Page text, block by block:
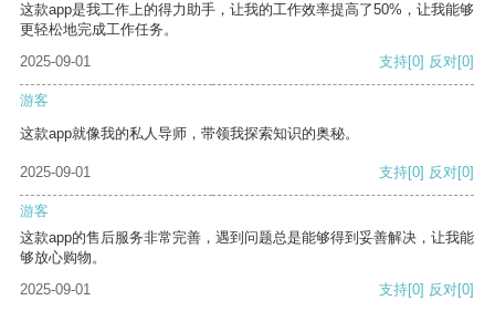
这款app是我工作上的得力助手，让我的工作效率提高了50%，让我能够
更轻松地完成工作任务。
2025-09-01
支持[0] 反对[0]
游客
这款app就像我的私人导师，带领我探索知识的奥秘。
2025-09-01 支持[0] 反对[0]
游客
这款app的售后服务非常完善，遇到问题总是能够得到妥善解决，让我能
够放心购物。
2025-09-01
支持[0] 反对[0]